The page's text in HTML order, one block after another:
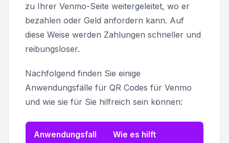
zu Ihrer Venmo-Seite weitergeleitet, wo er
bezahlen oder Geld anfordern kann. Auf
diese Weise werden Zahlungen schneller und
reibungsloser.
Nachfolgend finden Sie einige
Anwendungsfälle für QR Codes für Venmo
und wie sie für Sie hilfreich sein können:
Anwendungsfall Wie es hilft